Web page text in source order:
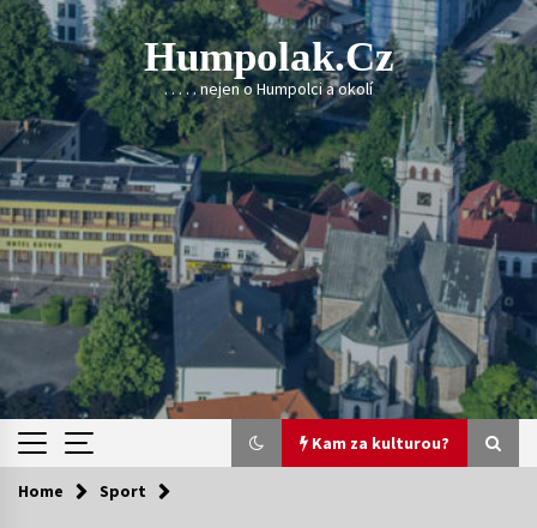
Skip
to
content
Humpolak.cz
. . . . . nejen o Humpolci a okolí
Kam za kulturou?
Kam za kulturou?
Home Sport